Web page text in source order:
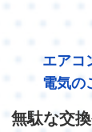
エアコ
電気の
無駄な交